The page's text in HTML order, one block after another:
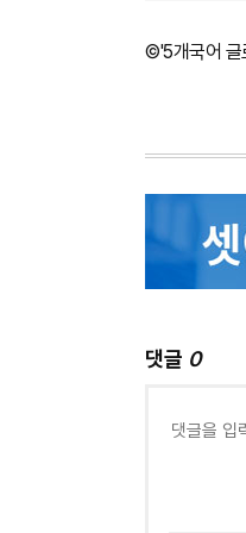
©'5개국어 글
댓글 0